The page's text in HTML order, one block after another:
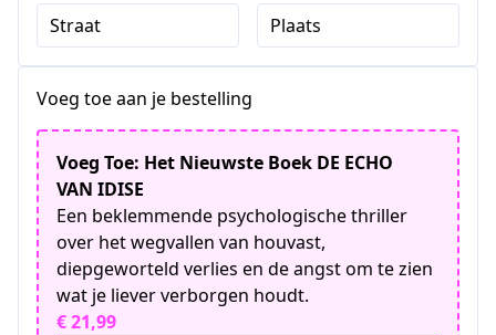
Straat Plaats
Voeg toe aan je bestelling
Voeg Toe: Het Nieuwste Boek DE ECHO
VAN IDISE
Een beklemmende psychologische thriller
over het wegvallen van houvast,
diepgeworteld verlies en de angst om te zien
wat je liever verborgen houdt.
€ 21,99